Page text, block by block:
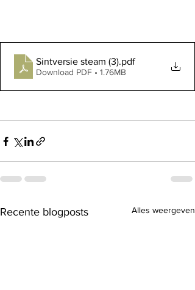
Sintversie steam (3).pdf
Download PDF • 1.76MB
Recente blogposts Alles weergeven